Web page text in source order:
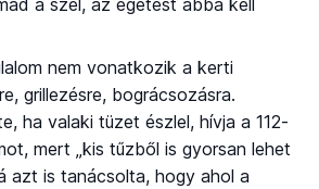
a szél, az égetést abba kell
nem vonatkozik a kerti
grillezésre, bográcsozásra.
ha valaki tüzet észlel, hívja a 112-
mert „kis tűzből is gyorsan lehet
azt is tanácsolta, hogy ahol a